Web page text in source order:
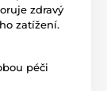
zdravý
zatížení.
péči